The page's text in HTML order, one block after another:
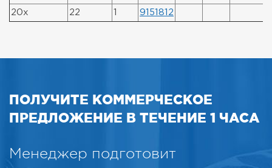
20x 22 9151812
ПОЛУЧИТЕ КОММЕРЧЕСКОЕ
ПРЕДЛОЖЕНИЕ В ТЕЧЕНИЕ 1 ЧАСА
Менеджер подготовит